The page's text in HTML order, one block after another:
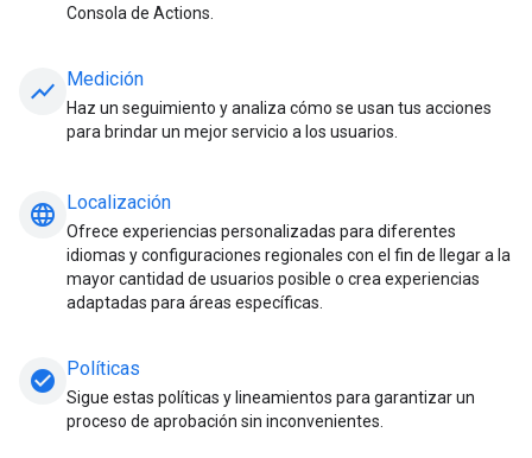
Consola de Actions.
show_chart Medición
Haz un seguimiento y analiza cómo se usan tus acciones
para brindar un mejor servicio a los usuarios.
language Localización
Ofrece experiencias personalizadas para diferentes
idiomas y configuraciones regionales con el fin de llegar a la
mayor cantidad de usuarios posible o crea experiencias
adaptadas para áreas específicas.
check_circle Políticas
Sigue estas políticas y lineamientos para garantizar un
proceso de aprobación sin inconvenientes.